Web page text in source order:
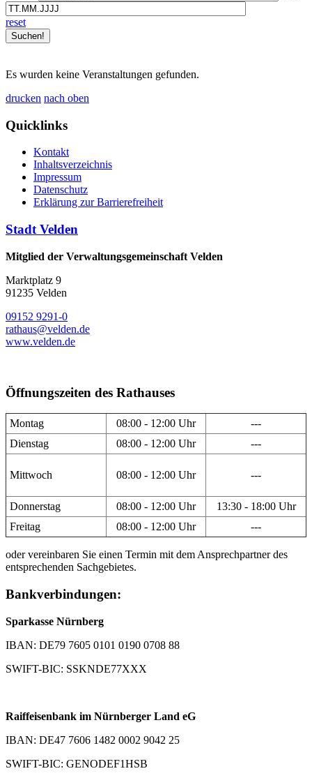
reset
Es wurden keine Veranstaltungen gefunden.
drucken nach oben
Quicklinks
Kontakt
Inhaltsverzeichnis
Impressum
Datenschutz
Erklärung zur Barrierefreiheit
Stadt Velden
Mitglied der Verwaltungsgemeinschaft Velden
Marktplatz 9
91235 Velden
09152 9291-0
rathaus@velden.de
www.velden.de
Öffnungszeiten des Rathauses
Montag 08:00 - 12:00 Uhr
---
Dienstag
08:00 - 12:00 Uhr ---
Mittwoch 08:00 - 12:00 Uhr ---
Donnerstag 08:00 - 12:00 Uhr
13:30 - 18:00 Uhr
Freitag
08:00 - 12:00 Uhr ---
oder vereinbaren Sie einen Termin mit dem Ansprechpartner des
entsprechenden Sachgebietes.
Bankverbindungen:
Sparkasse Nürnberg
IBAN: DE79 7605 0101 0190 0708 88
SWIFT-BIC: SSKNDE77XXX
Raiffeisenbank im Nürnberger Land eG
IBAN: DE47 7606 1482 0002 9042 25
SWIFT-BIC: GENODEF1HSB